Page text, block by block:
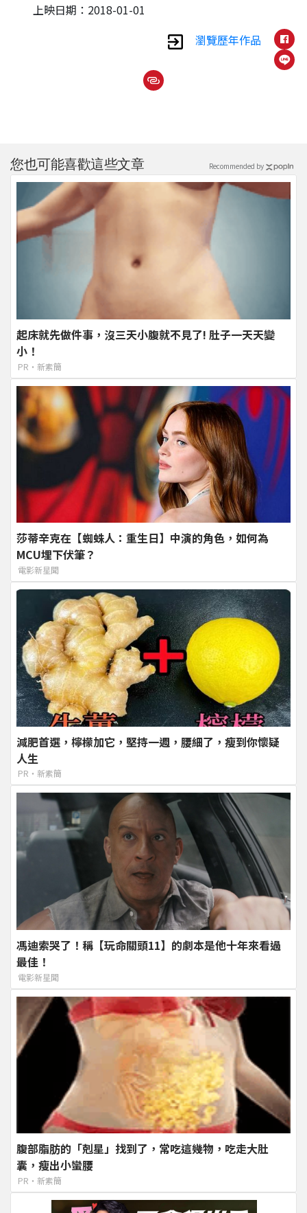
上映日期：2018-01-01
瀏覽歷年作品
您也可能喜歡這些文章
起床就先做件事，沒三天小腹就不見了! 肚子一天天變
小！
PR・新素簡
莎蒂辛克在【蜘蛛人：重生日】中演的角色，如何為
MCU埋下伏筆？
電影新星聞
減肥首選，檸檬加它，堅持一週，腰細了，瘦到你懷疑
人生
PR・新素簡
馮迪索哭了！稱【玩命關頭11】的劇本是他十年來看過
最佳！
電影新星聞
腹部脂肪的「剋星」找到了，常吃這幾物，吃走大肚
囊，瘦出小蠻腰
PR・新素簡
Recommended by